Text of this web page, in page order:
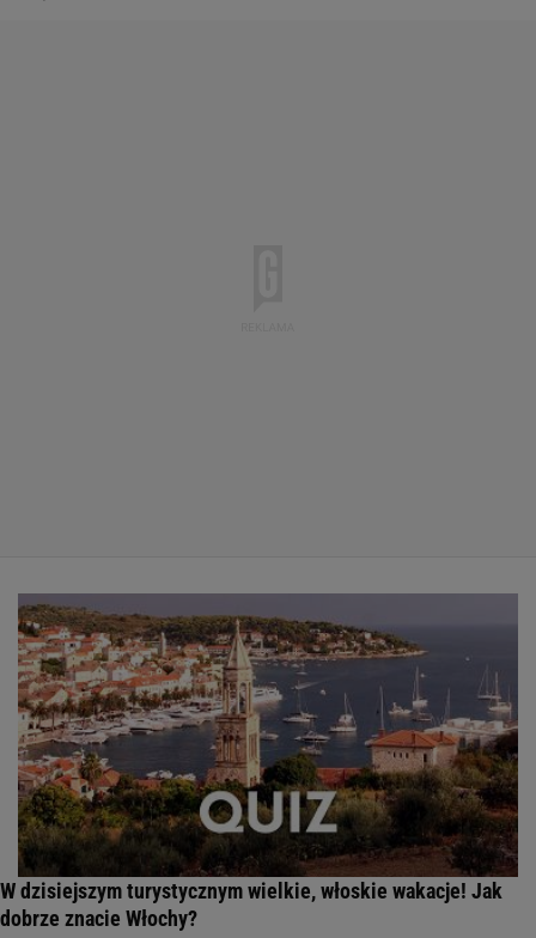
W dzisiejszym turystycznym wielkie, włoskie wakacje! Jak
dobrze znacie Włochy?